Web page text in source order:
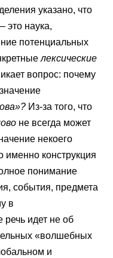
указано, что
это наука,
потенциальных
лексические
вопрос: почему
Из-за того, что
не всегда может
некоего
именно конструкция
понимание
события, предмета
в
речь идет не об
«волшебных
и